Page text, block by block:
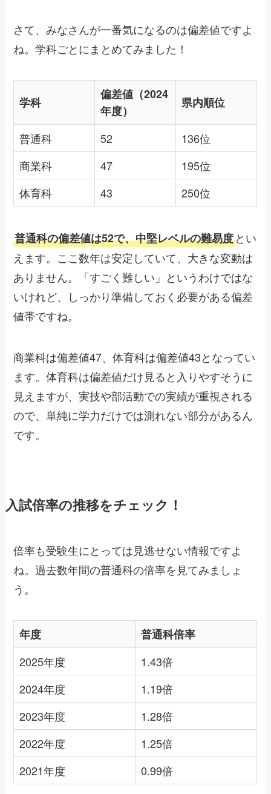
さて、みなさんが一番気になるのは偏差値ですよ
ね。学科ごとにまとめてみました！
学科
偏差値（2024
年度）
県内順位
普通科 52
136位
商業科
47
195位
体育科
43 250位
普通科の偏差値は52で、中堅レベルの難易度とい
えます。ここ数年は安定していて、大きな変動は
ありません。「すごく難しい」というわけではな
いけれど、しっかり準備しておく必要がある偏差
値帯ですね。
商業科は偏差値47、体育科は偏差値43となってい
ます。体育科は偏差値だけ見ると入りやすそうに
見えますが、実技や部活動での実績が重視される
ので、単純に学力だけでは測れない部分があるん
です。
入試倍率の推移をチェック！
倍率も受験生にとっては見逃せない情報ですよ
ね。過去数年間の普通科の倍率を見てみましょ
う。
年度
普通科倍率
2025年度
1.43倍
2024年度
1.19倍
2023年度
1.28倍
2022年度
1.25倍
2021年度
0.99倍